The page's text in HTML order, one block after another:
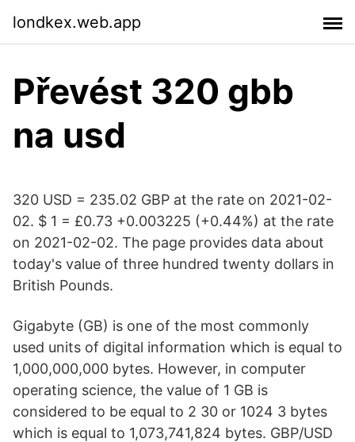
londkex.web.app
Převést 320 gbb
na usd
320 USD = 235.02 GBP at the rate on 2021-02-
02. $ 1 = £0.73 +0.003225 (+0.44%) at the rate
on 2021-02-02. The page provides data about
today's value of three hundred twenty dollars in
British Pounds.
Gigabyte (GB) is one of the most commonly
used units of digital information which is equal to
1,000,000,000 bytes. However, in computer
operating science, the value of 1 GB is
considered to be equal to 2 30 or 1024 3 bytes
which is equal to 1,073,741,824 bytes. GBP/USD